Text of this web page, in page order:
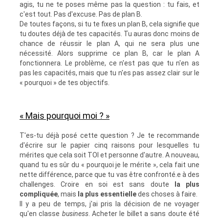
agis, tu ne te poses même pas la question : tu fais, et
c'est tout. Pas d'excuse. Pas de plan B.
De toutes façons, si tu te fixes un plan B, cela signifie que
tu doutes déjà de tes capacités. Tu auras donc moins de
chance de réussir le plan A, qui ne sera plus une
nécessité. Alors supprime ce plan B, car le plan A
fonctionnera. Le problème, ce n'est pas que tu n'en as
pas les capacités, mais que tu n'es pas assez clair sur le
« pourquoi » de tes objectifs.
« Mais pourquoi moi ? »
T'es-tu déjà posé cette question ? Je te recommande
d'écrire sur le papier cinq raisons pour lesquelles tu
mérites que cela soit TOI et personne d'autre. A nouveau,
quand tu es sûr du « pourquoi je le mérite », cela fait une
nette différence, parce que tu vas être confronté.e à des
challenges. Croire en soi est sans doute
la plus
compliquée, mais la plus essentielledes choses à faire.
Il y a peu de temps, j'ai pris la décision de ne voyager
qu'en classe business. Acheter le billet a sans doute été